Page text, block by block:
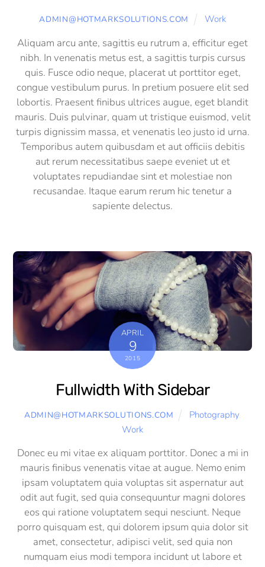
ADMIN@HOTMARKSOLUTIONS.COM Work
Aliquam arcu ante, sagittis eu rutrum a, efficitur eget
nibh. In venenatis metus est, a sagittis turpis cursus
quis. Fusce odio neque, placerat ut porttitor eget,
congue vestibulum purus. In pretium posuere elit sed
lobortis. Praesent finibus ultrices augue, eget blandit
mauris. Duis pulvinar, quam ut tristique euismod, velit
turpis dignissim massa, et venenatis leo justo id urna.
Temporibus autem quibusdam et aut officiis debitis
aut rerum necessitatibus saepe eveniet ut et
voluptates repudiandae sint et molestiae non
recusandae. Itaque earum rerum hic tenetur a
sapiente delectus.
APRIL
9
2015
Fullwidth With Sidebar
ADMIN@HOTMARKSOLUTIONS.COM Photography
Work
Donec eu mi vitae ex aliquam porttitor. Donec a mi in
mauris finibus venenatis vitae at augue. Nemo enim
ipsam voluptatem quia voluptas sit aspernatur aut
odit aut fugit, sed quia consequuntur magni dolores
eos qui ratione voluptatem sequi nesciunt. Neque
porro quisquam est, qui dolorem ipsum quia dolor sit
amet, consectetur, adipisci velit, sed quia non
numquam eius modi tempora incidunt ut labore et